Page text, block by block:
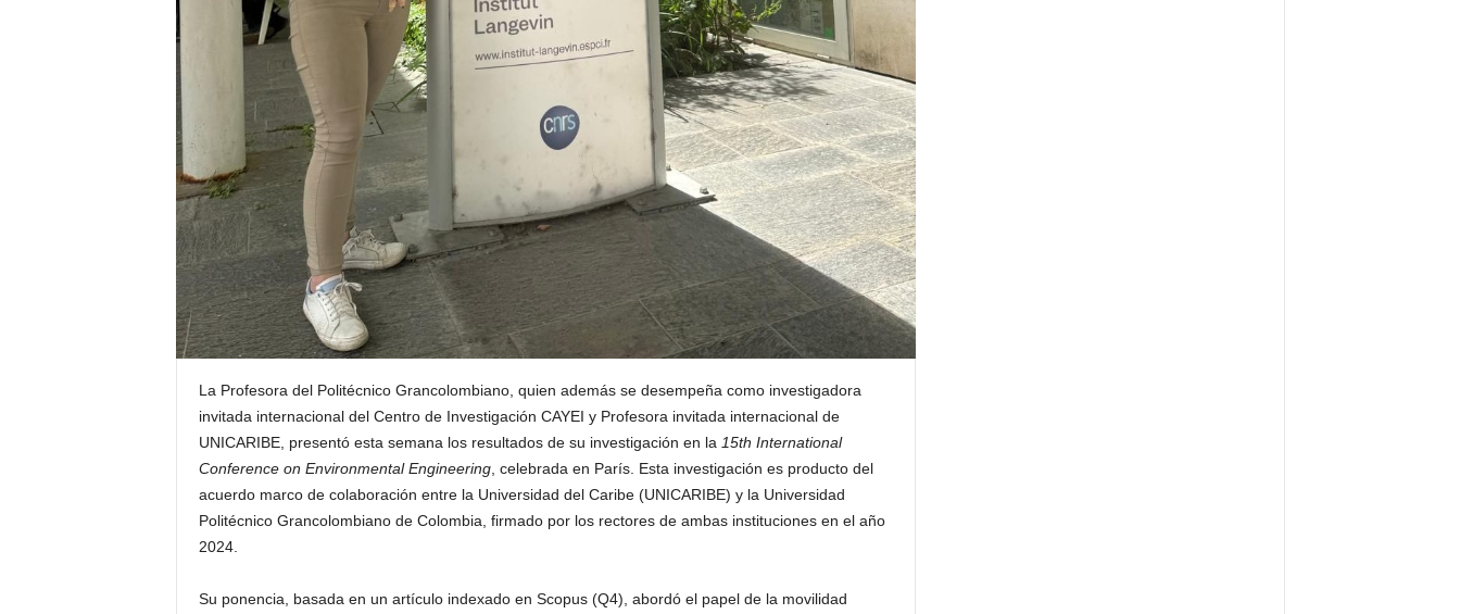
La Profesora del Politécnico Grancolombiano, quien además se desempeña como investigadora
invitada internacional del Centro de Investigación CAYEI y Profesora invitada internacional de
UNICARIBE, presentó esta semana los resultados de su investigación en la 15th International
Conference on Environmental Engineering, celebrada en París. Esta investigación es producto del
acuerdo marco de colaboración entre la Universidad del Caribe (UNICARIBE) y la Universidad
Politécnico Grancolombiano de Colombia, firmado por los rectores de ambas instituciones en el año
2024.
Su ponencia, basada en un artículo indexado en Scopus (Q4), abordó el papel de la movilidad